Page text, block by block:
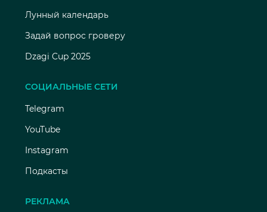
Лунный календарь
Задай вопрос гроверу
Dzagi Cup 2025
СОЦИАЛЬНЫЕ СЕТИ
Telegram
YouTube
Instagram
Подкасты
РЕКЛАМА